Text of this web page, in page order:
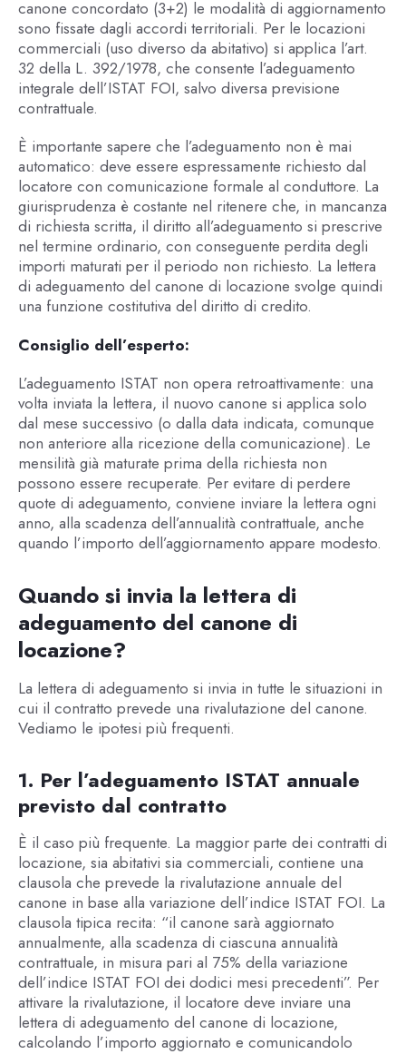
canone concordato (3+2) le modalità di aggiornamento
sono fissate dagli accordi territoriali. Per le locazioni
commerciali (uso diverso da abitativo) si applica l’art.
32 della L. 392/1978, che consente l’adeguamento
integrale dell’ISTAT FOI, salvo diversa previsione
contrattuale.
È importante sapere che l’adeguamento non è mai
automatico: deve essere espressamente richiesto dal
locatore con comunicazione formale al conduttore. La
giurisprudenza è costante nel ritenere che, in mancanza
di richiesta scritta, il diritto all’adeguamento si prescrive
nel termine ordinario, con conseguente perdita degli
importi maturati per il periodo non richiesto. La lettera
di adeguamento del canone di locazione svolge quindi
una funzione costitutiva del diritto di credito.
Consiglio dell’esperto:
L’adeguamento ISTAT non opera retroattivamente: una
volta inviata la lettera, il nuovo canone si applica solo
dal mese successivo (o dalla data indicata, comunque
non anteriore alla ricezione della comunicazione). Le
mensilità già maturate prima della richiesta non
possono essere recuperate. Per evitare di perdere
quote di adeguamento, conviene inviare la lettera ogni
anno, alla scadenza dell’annualità contrattuale, anche
quando l’importo dell’aggiornamento appare modesto.
Quando si invia la lettera di
adeguamento del canone di
locazione?
La lettera di adeguamento si invia in tutte le situazioni in
cui il contratto prevede una rivalutazione del canone.
Vediamo le ipotesi più frequenti.
1. Per l’adeguamento ISTAT annuale
previsto dal contratto
È il caso più frequente. La maggior parte dei contratti di
locazione, sia abitativi sia commerciali, contiene una
clausola che prevede la rivalutazione annuale del
canone in base alla variazione dell’indice ISTAT FOI. La
clausola tipica recita: “il canone sarà aggiornato
annualmente, alla scadenza di ciascuna annualità
contrattuale, in misura pari al 75% della variazione
dell’indice ISTAT FOI dei dodici mesi precedenti”. Per
attivare la rivalutazione, il locatore deve inviare una
lettera di adeguamento del canone di locazione,
calcolando l’importo aggiornato e comunicandolo